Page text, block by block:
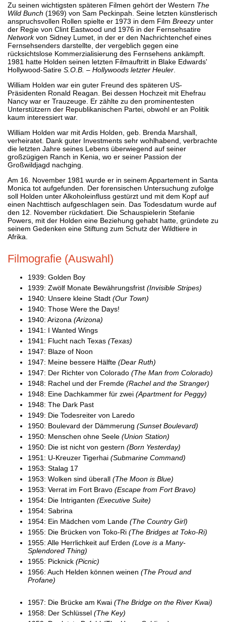
Zu seinen wichtigsten späteren Filmen gehört der Western The
Wild Bunch (1969) von Sam Peckinpah. Seine letzten künstlerisch
anspruchsvollen Rollen spielte er 1973 in dem Film Breezyunter
der Regie von Clint Eastwood und 1976 in der Fernsehsatire
Networkvon Sidney Lumet, in der er den Nachrichtenchef eines
Fernsehsenders darstellte, der vergeblich gegen eine
rücksichtslose Kommerzialisierung des Fernsehens ankämpft.
1981 hatte Holden seinen letzten Filmauftritt in Blake Edwards'
Hollywood-Satire S.O.B. – Hollywoods letzter Heuler
William Holden war ein guter Freund des späteren US-
Präsidenten Ronald Reagan. Bei dessen Hochzeit mit Ehefrau
Nancy war er Trauzeuge. Er zählte zu den prominentesten
Unterstützern der Republikanischen Partei, obwohl er an Politik
kaum interessiert war.
William Holden war mit Ardis Holden, geb. Brenda Marshall,
verheiratet. Dank guter Investments sehr wohlhabend, verbrachte
die letzten Jahre seines Lebens überwiegend auf seiner
großzügigen Ranch in Kenia, wo er seiner Passion der
Großwildjagd nachging.
Am 16. November 1981 wurde er in seinem Appartement in Santa
Monica tot aufgefunden. Der forensischen Untersuchung zufolge
soll Holden unter Alkoholeinfluss gestürzt und mit dem Kopf auf
einen Nachttisch aufgeschlagen sein. Das Todesdatum wurde auf
den 12. November rückdatiert. Die Schauspielerin Stefanie
Powers, mit der Holden eine Beziehung gehabt hatte, gründete zu
seinem Gedenken eine Stiftung zum Schutz der Wildtiere in
Afrika.
Filmografie (Auswahl)
1939: Golden Boy
1939: Zwölf Monate Bewährungsfrist (Invisible Stripes)
1940: Unsere kleine Stadt (Our Town)
1940: Those Were the Days!
1940: Arizona (Arizona)
1941: I Wanted Wings
1941: Flucht nach Texas (Texas)
1947: Blaze of Noon
1947: Meine bessere Hälfte (Dear Ruth)
1947: Der Richter von Colorado (The Man from Colorado)
1948: Rachel und der Fremde (Rachel and the Stranger)
1948: Eine Dachkammer für zwei (Apartment for Peggy)
1948: The Dark Past
1949: Die Todesreiter von Laredo
1950: Boulevard der Dämmerung (Sunset Boulevard)
1950: Menschen ohne Seele (Union Station)
1950: Die ist nicht von gestern (Born Yesterday)
1951: U-Kreuzer Tigerhai (Submarine Command)
1953: Stalag 17
1953: Wolken sind überall (The Moon is Blue)
1953: Verrat im Fort Bravo (Escape from Fort Bravo)
1954: Die Intriganten (Executive Suite)
1954: Sabrina
1954: Ein Mädchen vom Lande (The Country Girl)
1955: Die Brücken von Toko-Ri (The Bridges at Toko-Ri)
1955: Alle Herrlichkeit auf Erden (Love is a Many-
Splendored Thing)
1955: Picknick (Picnic)
1956: Auch Helden können weinen (The Proud and
Profane)
1957: Die Brücke am Kwai (The Bridge on the River Kwai)
1958: Der Schlüssel (The Key)